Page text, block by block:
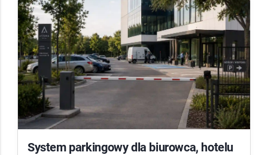
System parkingowy dla biurowca, hotelu